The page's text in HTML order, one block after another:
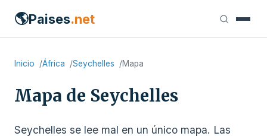
🌎Paises.net
Inicio África Seychelles Mapa
Mapa de Seychelles
Seychelles se lee mal en un único mapa. Las